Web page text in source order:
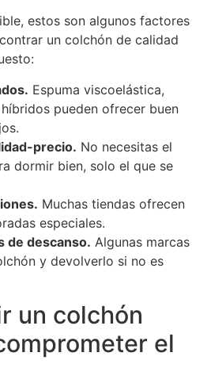
estos son algunos factores
un colchón de calidad
Espuma viscoelástica,
pueden ofrecer buen
precio. No necesitas el
dormir bien, solo el que se
Muchas tiendas ofrecen
especiales.
de descanso. Algunas marcas
y devolverlo si no es
un colchón
el